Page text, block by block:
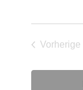
Vorherige